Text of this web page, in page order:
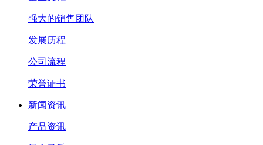
强大的销售团队
发展历程
公司流程
荣誉证书
新闻资讯
产品资讯